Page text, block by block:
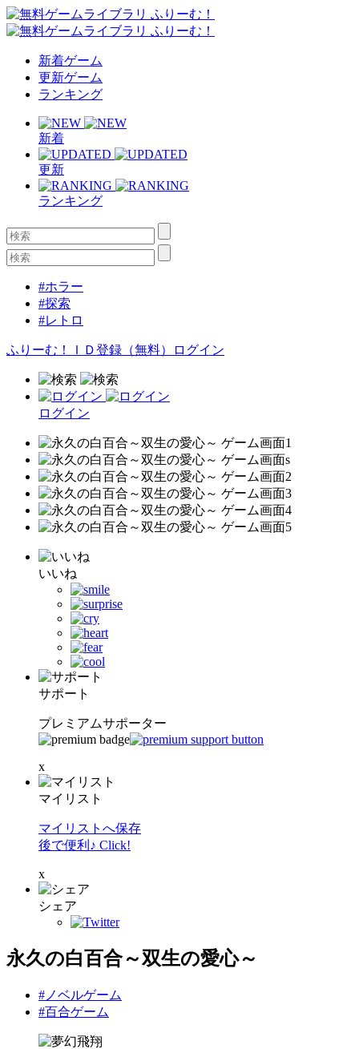
新着ゲーム
更新ゲーム
ランキング
新着
更新
ランキング
#ホラー
#探索
#レトロ
ふりーむ！ＩＤ登録（無料） ログイン
ログイン
いいね
サポート
プレミアムサポーター
x
マイリスト
マイリストへ保存
後で便利♪ Click!
x
シェア
永久の白百合～双生の愛心～
#ノベルゲーム
#百合ゲーム